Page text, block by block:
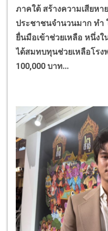
ภาคใต้ สร้างความเสียห
ประชาชนจำนวนมาก ทำ
ยื่นมือเข้าช่วยเหลือ หนึ่ง
ได้สมทบทุนช่วยเหลือโร
100,000 บาท...